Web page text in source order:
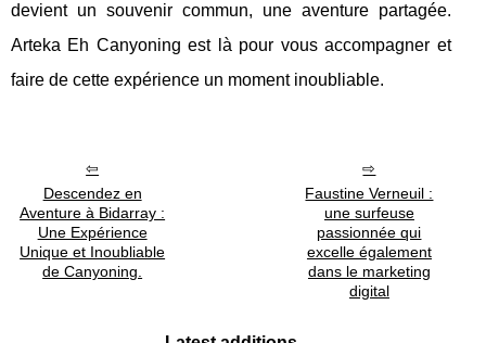
devient un souvenir commun, une aventure partagée.
Arteka Eh Canyoning est là pour vous accompagner et
faire de cette expérience un moment inoubliable.
Descendez en
Aventure à Bidarray :
Une Expérience
Unique et Inoubliable
de Canyoning.
Faustine Verneuil :
une surfeuse
passionnée qui
excelle également
dans le marketing
digital